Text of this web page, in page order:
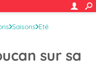
Saisons Eté
sur sa